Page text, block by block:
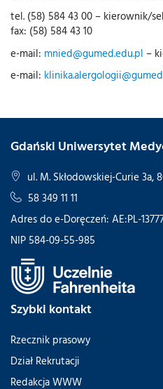
tel. (58) 584 43 00 – kierownik/
fax: (58) 584 43 10
e-mail: mnied@gumed.edu.pl –
e-mail:
Gdański Uniwersytet
ul. M. Skłodowskiej-Curie 3a,
58 349 11 11
Adres do e-Doręczeń: AE:PL-
NIP 584-09-55-985
Szybki kontakt
Rzecznik prasowy
Dział Rekrutacji
Redakcja WWW